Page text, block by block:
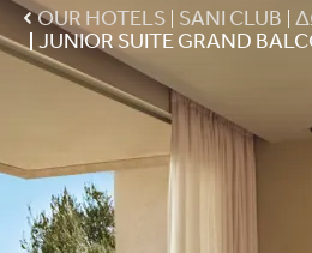
OUR HOTELS SANI CLUB
JUNIOR SUITE GRAND